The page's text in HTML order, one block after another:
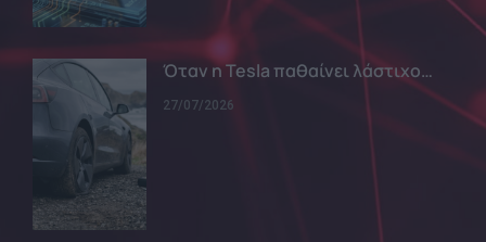
Όταν η Tesla παθαίνει λάστιχο…
27/07/2026